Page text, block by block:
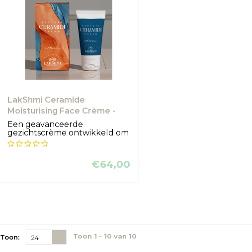
LakShmi Ceramide
Moisturising Face Crème -
LakShmi
Een geavanceerde
gezichtscrème ontwikkeld om
de huidbarriè...
€64,00
Toon: 24 Toon 1 - 10 van 10